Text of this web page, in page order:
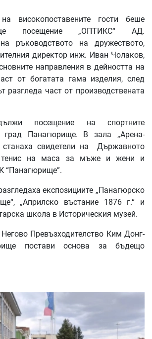
високопоставените гости беше
посещение „ОПТИКС“ АД.
ръководството на дружеството,
директор инж. Иван Чолаков,
направления в дейността на
от богатата гама изделия, след
разгледа част от производствената
посещение на спортните
град Панагюрище. В зала „Арена-
станаха свидетели на Държавното
тенис на маса за мъже и жени и
“Панагюрище”.
експозициите „Панагюрско
„Априлско въстание 1876 г.“ и
школа в Историческия музей.
Превъзходителство Ким Донг-
постави основа за бъдещо